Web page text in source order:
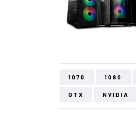
1070 1080
GTX NVIDIA